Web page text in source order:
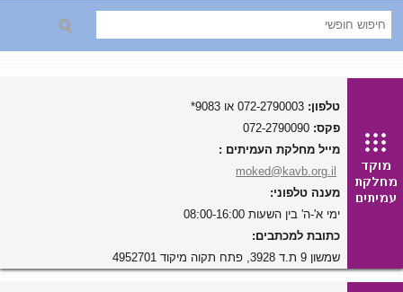
טלפון:
פקס:
מייל מחלקת העמיתים :
moked@kavb.org.il
מענה טלפוני:
ימי א'-ה' בין השעות 08:00-16:00
כתובת למכתבים:
שמשון 9 ת.ד 3928, פתח תקוה מיקוד 4952701